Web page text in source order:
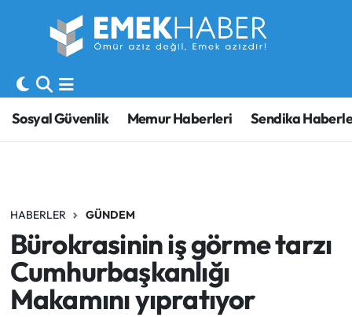
Sosyal Güvenlik Memur Haberleri Sendika
HABERLER GÜNDEM
Bürokrasinin iş görme tarzı
Cumhurbaşkanlığı
Makamını yıpratıyor
Sosyal Güvenlik
Sendika
SORU-CEVAP
Memur
Emekli
İşveren
Hava Durumu
Trafik Durumu
Süper Lig Puan Durumu ve Fikstür
Son Dakika Haberleri
Haber Arşivi